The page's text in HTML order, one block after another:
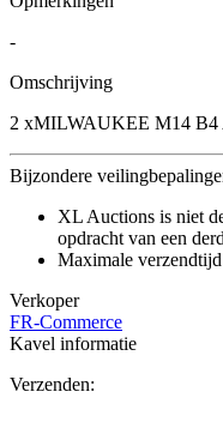
-
Omschrijving
2 xMILWAUKEE M14
Bijzondere
XL Auctions is niet
opdracht van een
Maximale
Verkoper
FR-Commerce
Kavel informatie
Verzenden: